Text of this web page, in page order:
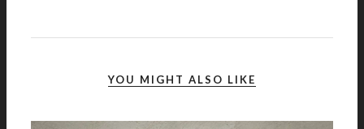
YOU MIGHT ALSO LIKE